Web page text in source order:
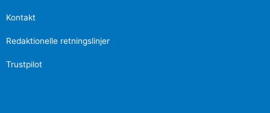
Kontakt
Redaktionelle retningslinjer
Trustpilot